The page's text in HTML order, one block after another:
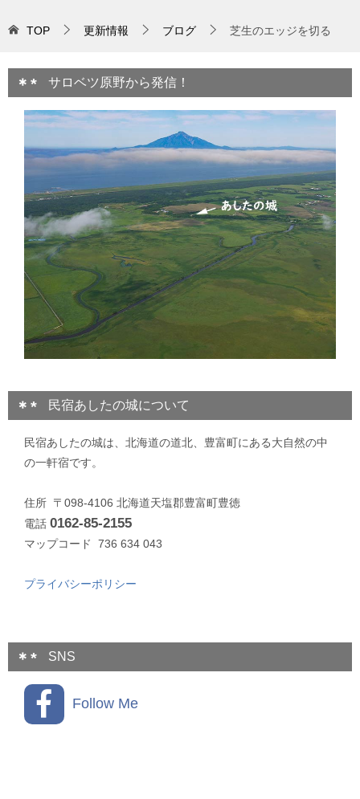
TOP 更新情報 ブログ 芝生のエッジを切る
サロベツ原野から発信！
民宿あしたの城について
民宿あしたの城は、北海道の道北、豊富町にある大自然の中
の一軒宿です。
住所 〒098-4106 北海道天塩郡豊富町豊徳
電話 0162-85-2155
マップコード 736 634 043
プライバシーポリシー
SNS
Follow Me